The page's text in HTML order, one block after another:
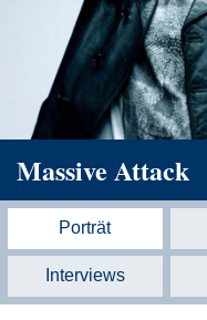
Massive Attack
Porträt
Interviews